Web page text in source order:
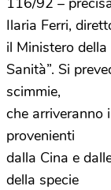
Ilaria Ferri,
il Ministero
Sanità”. Si
scimmie,
che arriveranno
provenienti
dalla Cina e
della specie